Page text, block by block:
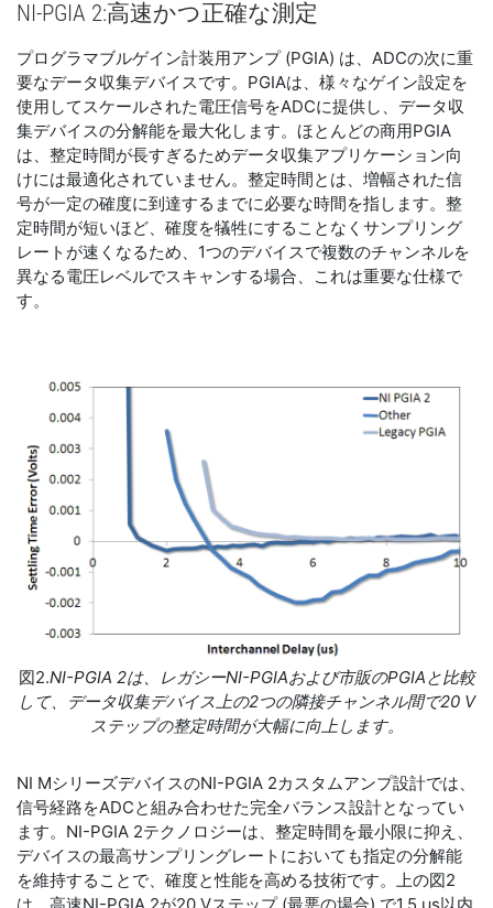
NI-PGIA 2:高速かつ正確な測定
プログラマブルゲイン計装用アンプ (PGIA) は、ADCの次に重
要なデータ収集デバイスです。PGIAは、様々なゲイン設定を
使用してスケールされた電圧信号をADCに提供し、データ収
集デバイスの分解能を最大化します。ほとんどの商用PGIA
は、整定時間が長すぎるためデータ収集アプリケーション向
けには最適化されていません。整定時間とは、増幅された信
号が一定の確度に到達するまでに必要な時間を指します。整
定時間が短いほど、確度を犠牲にすることなくサンプリング
レートが速くなるため、1つのデバイスで複数のチャンネルを
異なる電圧レベルでスキャンする場合、これは重要な仕様で
す。
図2.NI-PGIA 2は、レガシーNI-PGIAおよび市販のPGIAと比較
して、データ収集デバイス上の2つの隣接チャンネル間で20 V
ステップの整定時間が大幅に向上します。
NI MシリーズデバイスのNI-PGIA 2カスタムアンプ設計では、
信号経路をADCと組み合わせた完全バランス設計となってい
ます。NI-PGIA 2テクノロジーは、整定時間を最小限に抑え、
デバイスの最高サンプリングレートにおいても指定の分解能
を維持することで、確度と性能を高める技術です。上の図2